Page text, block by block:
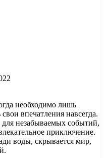
необходимо лишь
впечатления навсегда.
незабываемых событий,
приключение.
воды, скрывается мир,